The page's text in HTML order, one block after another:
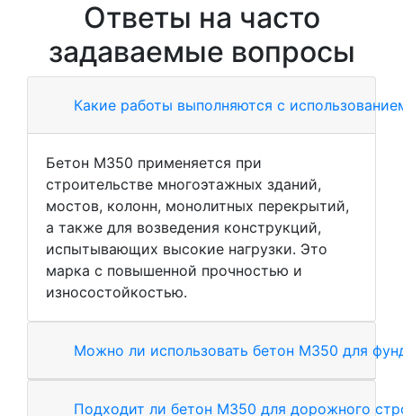
Ответы на часто
задаваемые вопросы
Какие работы выполняются с
Бетон М350 применяется при
строительстве многоэтажных зданий,
мостов, колонн, монолитных перекрытий,
а также для возведения конструкций,
испытывающих высокие нагрузки. Это
марка с повышенной прочностью и
износостойкостью.
Можно ли использовать бетон М350 для
Подходит ли бетон М350 для дорожного